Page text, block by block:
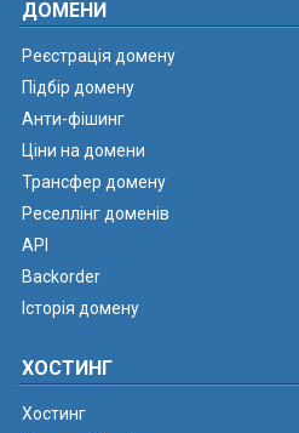
ДОМЕНИ
Реєстрація домену
Підбір домену
Анти-фішинг
Ціни на домени
Трансфер домену
Реселлінг доменів
API
Backorder
Історія домену
ХОСТИНГ
Хостинг